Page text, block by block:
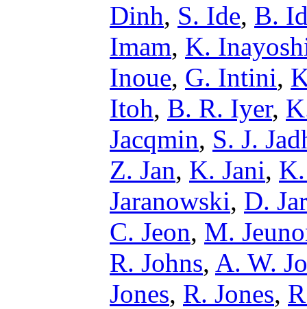
Dinh, S. Ide, B.
Imam, K.
Inoue, G. Intini,
Itoh, B. R. Iyer,
Jacqmin, S. J.
Z. Jan, K. Jani, K.
Jaranowski, D.
C. Jeon, M.
R. Johns, A. W.
Jones, R. Jones,